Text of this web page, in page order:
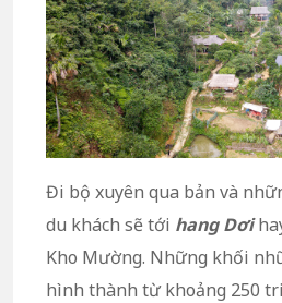
Đi bộ xuyên qua bản và
du khách sẽ tới hang Dơi
Kho Mường. Những khối
hình thành từ khoảng 250